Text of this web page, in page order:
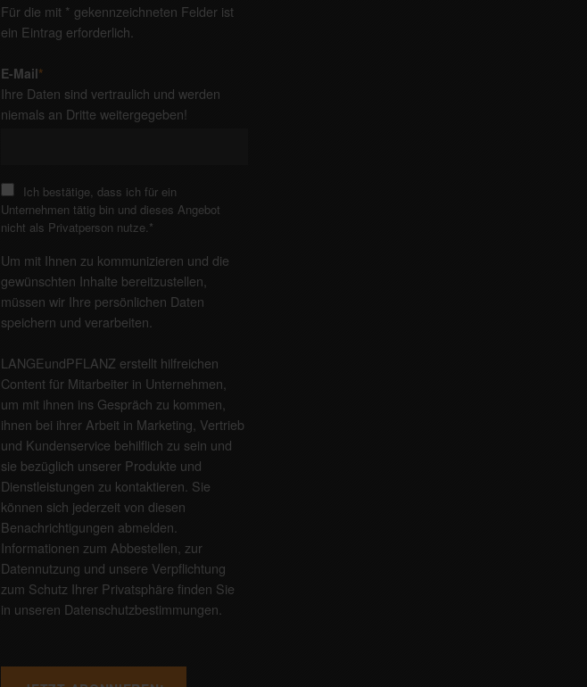
Für die mit * gekennzeichneten Felder ist
ein Eintrag erforderlich.
E-Mail*
Ihre Daten sind vertraulich und werden
niemals an Dritte weitergegeben!
Ich bestätige, dass ich für ein
Unternehmen tätig bin und dieses Angebot
nicht als Privatperson nutze. *
Um mit Ihnen zu kommunizieren und die
gewünschten Inhalte bereitzustellen,
müssen wir Ihre persönlichen Daten
speichern und verarbeiten.
LANGEundPFLANZ erstellt hilfreichen
Content für Mitarbeiter in Unternehmen,
um mit ihnen ins Gespräch zu kommen,
ihnen bei ihrer Arbeit in Marketing, Vertrieb
und Kundenservice behilflich zu sein und
sie bezüglich unserer Produkte und
Dienstleistungen zu kontaktieren. Sie
können sich jederzeit von diesen
Benachrichtigungen abmelden.
Informationen zum Abbestellen, zur
Datennutzung und unsere Verpflichtung
zum Schutz Ihrer Privatsphäre finden Sie
in unseren Datenschutzbestimmungen